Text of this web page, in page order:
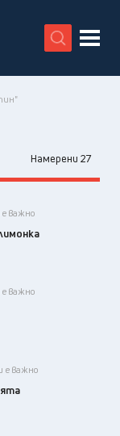
X
Намерени 27
важно
важно
е важно